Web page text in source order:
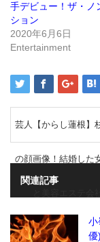
ウ
き
ま
す)
手デビュー！ザ・ノ
ション
2020年6月6日
Entertainment
芸人【からし蓮根】
の顔画像！結婚した
関連記事
小
優